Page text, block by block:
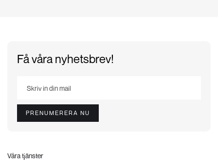
Få våra nyhetsbrev!
Våra tjänster